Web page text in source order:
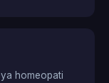
homeopati